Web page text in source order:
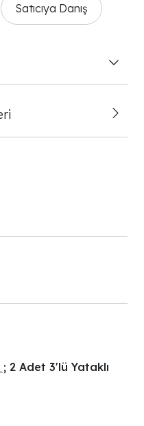
Satıcıya Danış
; 2 Adet 3'lü Yataklı